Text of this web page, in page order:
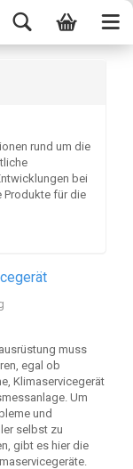
rund um die
bei
Produkte für die
muss
egal ob
Klimaservicegerät
Um
und
selbst zu
gibt es hier die